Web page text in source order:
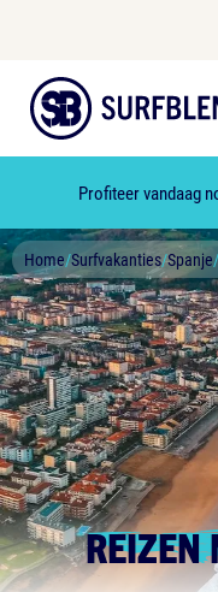
Surfblend
Profiteer vandaag
Home/Surfvakanties/Spanje/
REIZEN